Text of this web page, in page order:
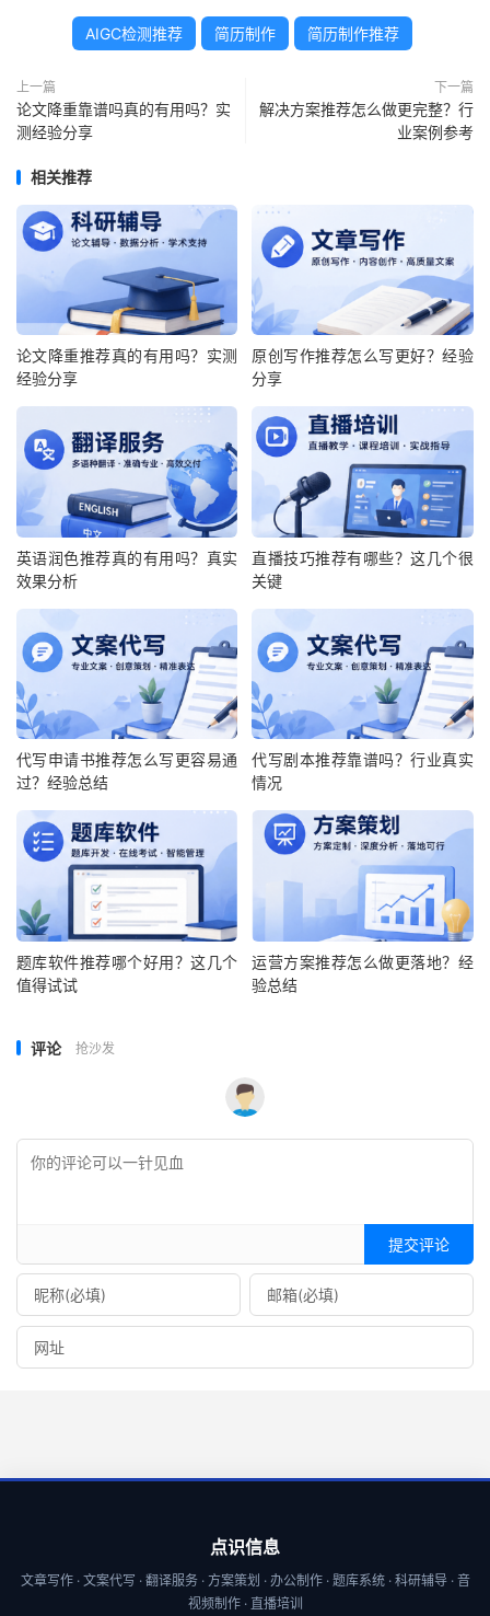
AIGC检测推荐 简历制作 简历制作推荐
上一篇
论文降重靠谱吗真的有用吗？实
测经验分享
下一篇
解决方案推荐怎么做更完整？行
业案例参考
相关推荐
论文降重推荐真的有用吗？实测
经验分享
原创写作推荐怎么写更好？经验
分享
英语润色推荐真的有用吗？真实
效果分析
直播技巧推荐有哪些？这几个很
关键
代写申请书推荐怎么写更容易通
过？经验总结
代写剧本推荐靠谱吗？行业真实
情况
题库软件推荐哪个好用？这几个
值得试试
运营方案推荐怎么做更落地？经
验总结
评论 抢沙发
提交评论
点识信息
文章写作 · 文案代写 · 翻译服务 · 方案策划 · 办公制作 · 题库系统 · 科研辅导 · 音
视频制作 · 直播培训